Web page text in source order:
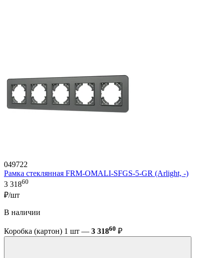
049722
Рамка стеклянная FRM-OMALI-SFGS-5-GR (Arlight, -)
3 31860
₽/шт
В наличии
Коробка (картон) 1 шт — 3 31860 ₽